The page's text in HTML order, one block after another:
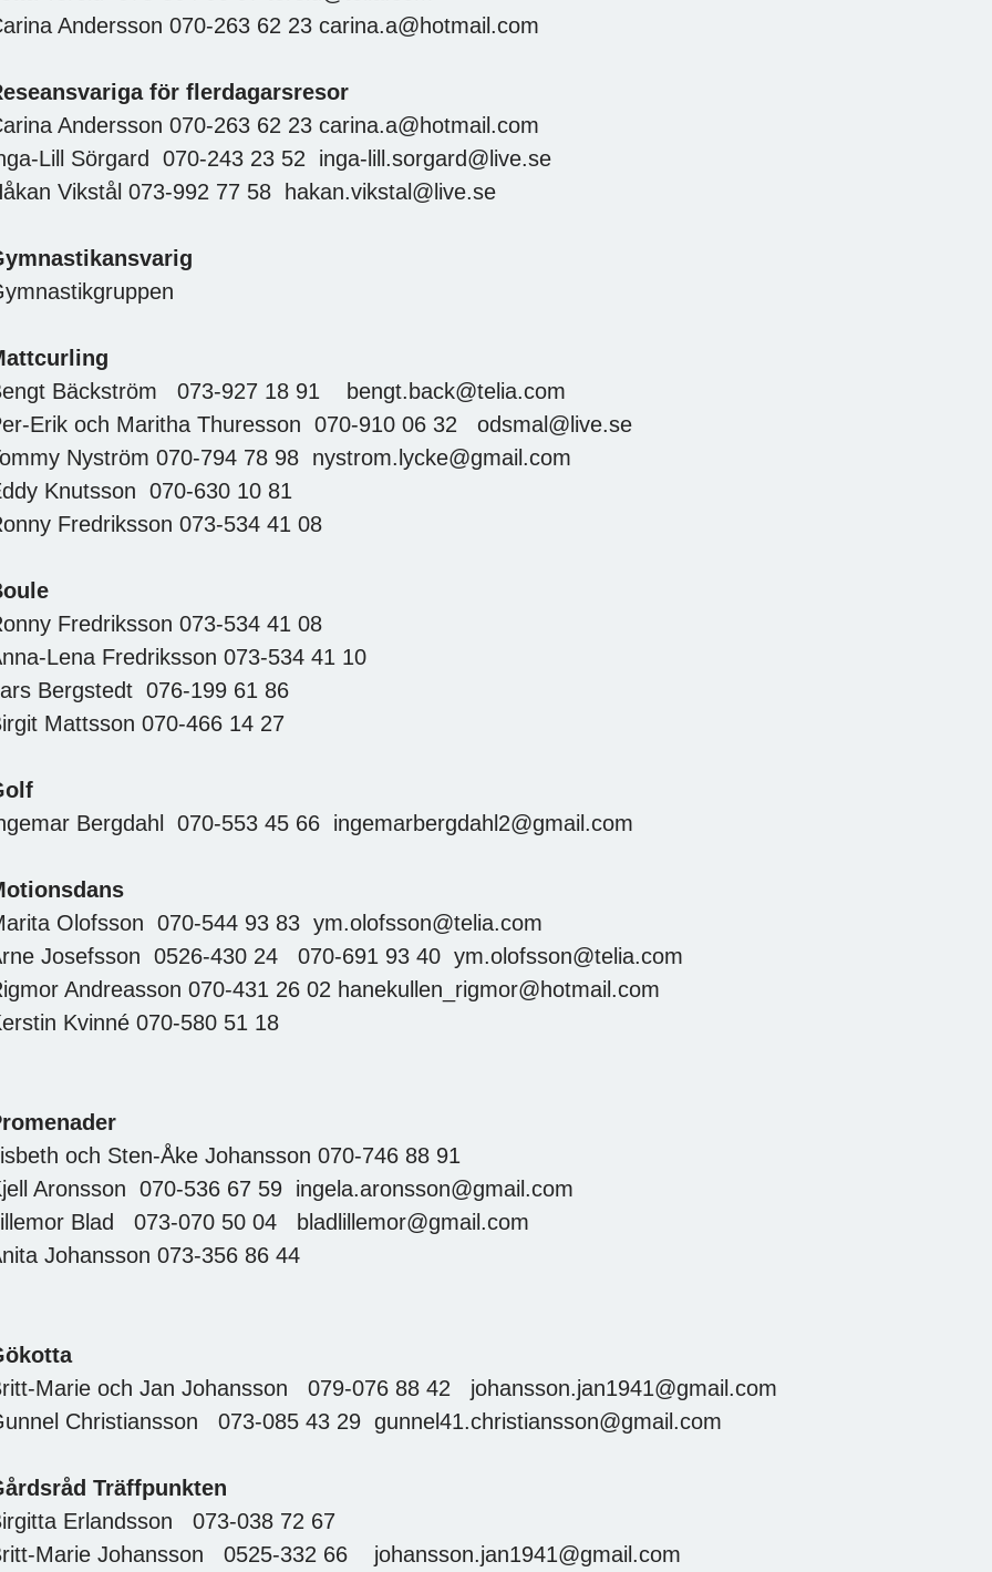
Andersson 070-263 62 23 carina.a@hotmail.com
för flerdagarsresor
Andersson 070-263 62 23 carina.a@hotmail.com
Lill Sörgard 070-243 23 52 inga-lill.sorgard@live.se
Vikstål 073-992 77 58 hakan.vikstal@live.se
Bäckström 073-927 18 91 bengt.back@telia.com
Erik och Maritha Thuresson 070-910 06 32 odsmal@live.se
Nyström 070-794 78 98 nystrom.lycke@gmail.com
Knutsson 070-630 10 81
Fredriksson 073-534 41 08
Fredriksson 073-534 41 08
Lena Fredriksson 073-534 41 10
Bergstedt 076-199 61 86
Mattsson 070-466 14 27
Bergdahl 070-553 45 66 ingemarbergdahl2@gmail.com
Olofsson 070-544 93 83 ym.olofsson@telia.com
Josefsson 0526-430 24 070-691 93 40 ym.olofsson@telia.com
Andreasson 070-431 26 02 hanekullen_rigmor@hotmail.com
Kvinné 070-580 51 18
och Sten-Åke Johansson 070-746 88 91
Aronsson 070-536 67 59 ingela.aronsson@gmail.com
Blad 073-070 50 04 bladlillemor@gmail.com
Johansson 073-356 86 44
Marie och Jan Johansson 079-076 88 42 johansson.jan1941@gmail.com
Christiansson 073-085 43 29 gunnel41.christiansson@gmail.com
Träffpunkten
Erlandsson 073-038 72 67
Marie Johansson 0525-332 66 johansson.jan1941@gmail.com